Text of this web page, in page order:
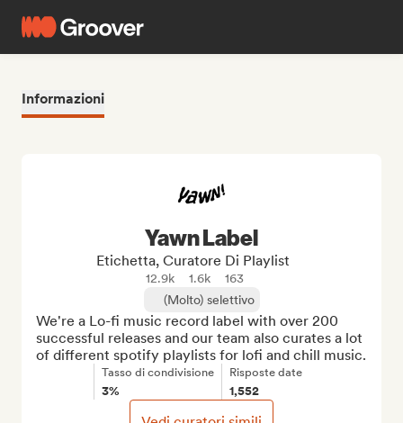
Informazioni
Yawn Label
Etichetta, Curatore Di Playlist
12.9k 1.6k
163
(Molto) selettivo
We're a Lo-fi music record label with over 200
successful releases and our team also curates a lot
of different spotify playlists for lofi and chill music.
Tasso di condivisione
3%
Risposte date
1,552